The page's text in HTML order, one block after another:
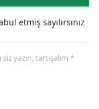
etmiş sayılırsınız
yazın, tartışalım *